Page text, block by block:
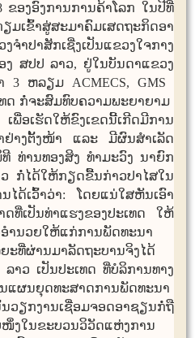
ຂອງ​ອົງການ​ການ​ຄ້າ​ໂລກ ​ໃນ​ປີ​ທີ່​
ຂົ້າ​ສູ່​ສະມາຄົມ​ເສດຖະກິດ​ອາ​
ຈຳປາ​ສັກ​ເຊີ່ງ​ເປັນ​ແຂວງ​ໃຈກາງ​
ງ ສປປ ລາວ, ຢູ່​ໃນ​ບັນດາ​ແຂວງ​
3 ຫລຽມ ACMECS, GMS
ດ ກໍ່ຈະສົມທົບຄວາ​ມພະຍາຍາມ
ອ​ເຮັດ​ໃຫ້​ຂົງ​ເຂດ​ນີ້​ເກີດ​ມີ​ການ​
າງ​ຕັ້ງໜ້າ ​ແລະ ​ມີ​ຜົນສຳ​ເລັດ​
ທ່ານ​ທອງ​ສິງ ທຳ​ມະ​ວົງ ນາຍົກ​
ກໍ່​ໄດ້​ໃຫ້ກຽດຂື້ນ​ກ່າວ​ປາ​​ໄສ​ໃນ​
ນ​ໄດ້​ເວົ້າ​ວ່າ:​ ໂດຍ​ແນ່​ໃສ​ຫັນ​ເອົາ​
ດທີ່​ເປັນ​ທ່າ​ແຮງ​ຂອງ​ປະ​ເທດ ​ໃຫ້​
ອຳນວຍ​ໃຫ້​ແກ່​ການ​ພັດທະນາ​
ະ​ທີ່​ຜ່ານ​ມາ​ລັດຖະບານ​ຈິງ​ໄດ້​
າວ ​ເປັນ​ປະ​ເທດ​ ທີ່​ບໍລິ​ການ​ທາງ​
ແຜນ​ຍຸດ​ທະ​ສາດ​ການ​ພັດທະນາ​
ວຽກງານ​ເຊື່ອມ​ຈອດ​ອາຊຽນກໍ່ຖື​
ງ​ໃນ​ຂະ​ບວນວິວັດ​ແຫ່ງ​ການ​